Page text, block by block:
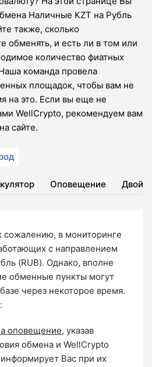
Наличные KZT на Рубль
также, сколько
обменять, и есть ли в том или
количество фиатных
команда провела
площадок, чтобы вам не
на это. Если вы еще не
WellCrypto, рекомендуем вам
сайте.
Оповещение
сожалению, в мониторинге
с направлением
(RUB). Однако, вполне
обменные пункты могут
через некоторое время.
оповещение, указав
обмена и WellCrypto
Вас при их